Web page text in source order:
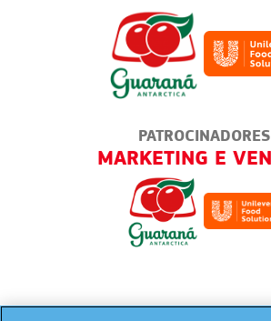
PATROCINADORES
PIZZARIAS